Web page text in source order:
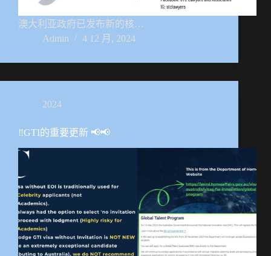
澳大利亚政府已发布新的核…
Admin
4 12 月, 2024
2024
‼️GTI的重要更新 📢📢